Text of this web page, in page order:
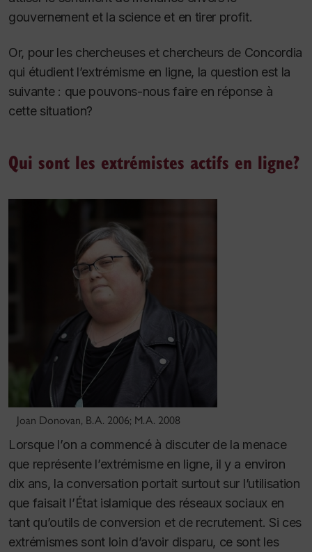
gouvernement et la science et en tirer profit.
Or, pour les chercheuses et chercheurs de Concordia
qui étudient l’extrémisme en ligne, la question est la
suivante : que pouvons-nous faire en réponse à
cette situation?
Qui sont les extrémistes actifs en ligne?
Joan Donovan, B.A. 2006; M.A. 2008
Lorsque l’on a commencé à discuter de la menace
que représente l’extrémisme en ligne, il y a environ
dix ans, la conversation portait surtout sur l’utilisation
que faisait l’État islamique des réseaux sociaux en
tant qu’outils de conversion et de recrutement. Si ces
extrémismes sont loin d’avoir disparu, ce sont les